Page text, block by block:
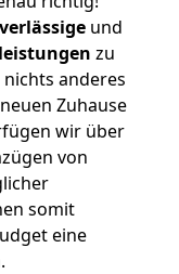
und
zu
anderes
Zuhause
wir über
von
somit
eine